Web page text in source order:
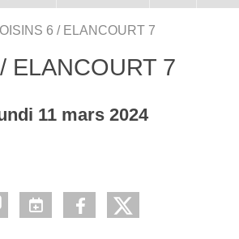
6 / ELANCOURT 7
ELANCOURT 7
11 mars 2024